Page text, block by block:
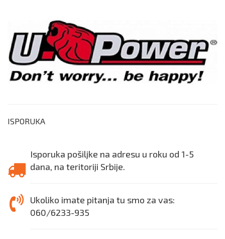
ISPORUKA
Isporuka pošiljke na adresu u roku od 1-5
dana, na teritoriji Srbije.
Ukoliko imate pitanja tu smo za vas:
060/6233-935